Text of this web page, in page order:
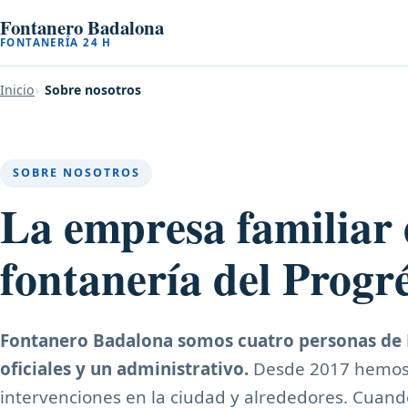
Fontanero Badalona
FONTANERÍA 24 H
Inicio Sobre nosotros
SOBRE NOSOTROS
La empresa familiar
fontanería del
Fontanero Badalona somos cuatro personas de
oficiales y un administrativo. Desde 2017
intervenciones en la ciudad y alrededores.